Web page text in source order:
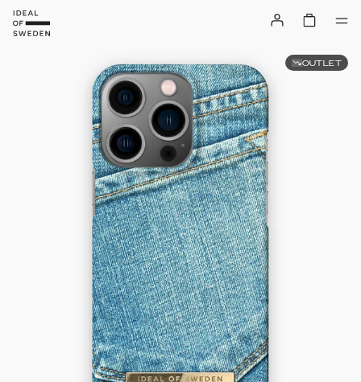
OUTLET